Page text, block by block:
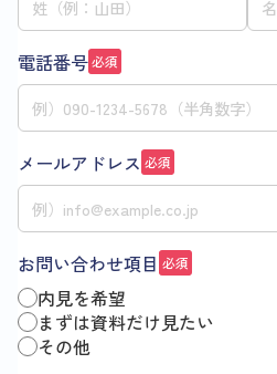
電話番号必須
メールアドレス 必須
お問い合わせ項目 必須
内見を希望
まずは資料だけ見たい
その他